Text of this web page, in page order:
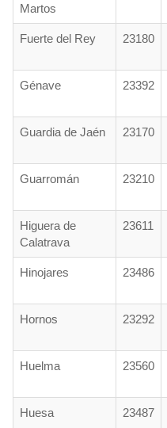
Martos
Fuerte del Rey 23180
Génave 23392
Guardia de Jaén 23170
Guarromán 23210
Higuera de
Calatrava
23611
Hinojares 23486
Hornos 23292
Huelma 23560
Huesa 23487